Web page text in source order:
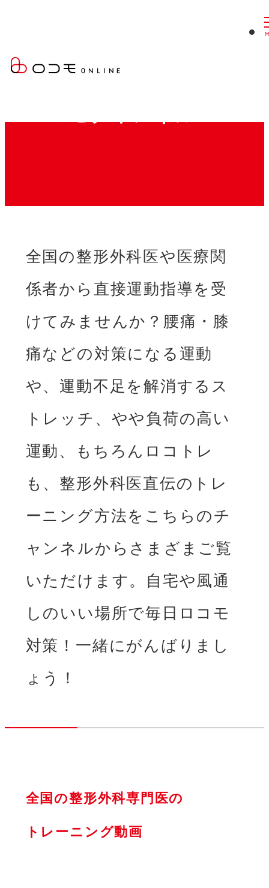
現
位
全国の整形外科医や医療関
係者から直接運動指導を受
けてみませんか？ 腰痛・膝
痛などの対策になる運動
や、運動不足を解消するス
トレッチ、やや負荷の高い
運動、
もちろんロコトレ
も、整形外科医直伝のトレ
ーニング方法をこちらのチ
ャンネルからさまざまご覧
いただけます。 自宅や風通
しのいい場所で毎日ロコモ
対策！一緒にがんばりまし
ょう！
全国の整形外科専門医の
トレーニング動画